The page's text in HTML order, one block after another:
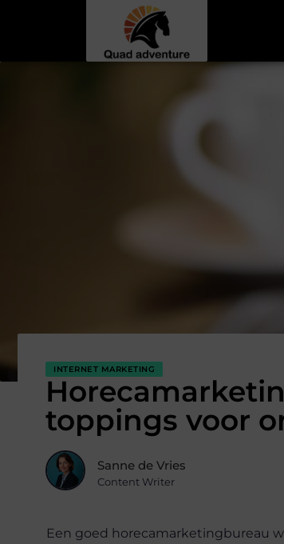
INTERNET MARKETING
toppings voor
Sanne de Vries
Content Writer
Een goed horecamarketingbureau